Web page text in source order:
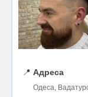
📍 Адреса
Одеса,